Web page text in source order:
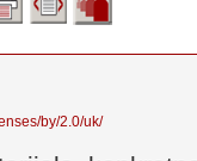
by/2.0/uk/